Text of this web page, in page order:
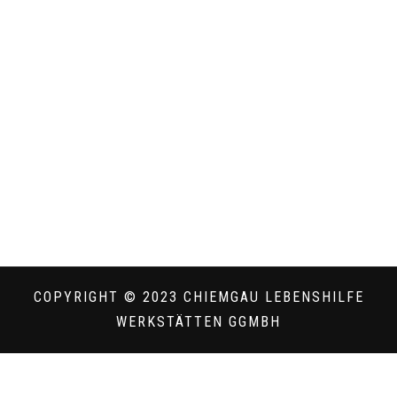
COPYRIGHT © 2023 CHIEMGAU LEBENSHILFE
WERKSTÄTTEN GGMBH